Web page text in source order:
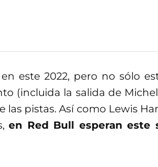
este 2022, pero no sólo
(incluida la salida de
pistas. Así como Lewis
en Red Bull esperan este